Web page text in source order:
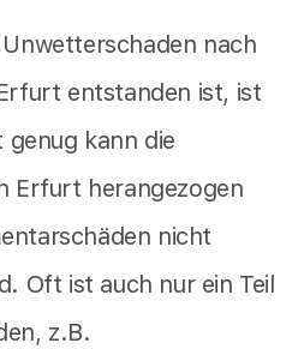
nach
entstanden ist, ist
kann die
Erfurt herangezogen
nicht
Oft ist auch nur ein Teil
z.B.